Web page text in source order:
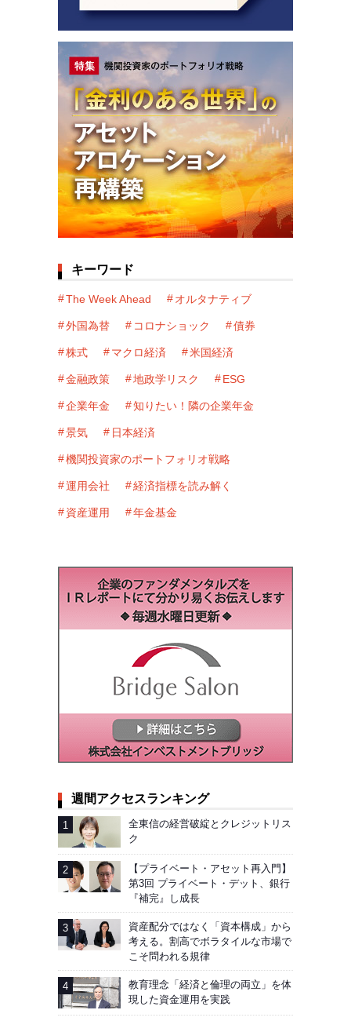
キーワード
The Week Ahead オルタナティブ
外国為替 コロナショック 債券
株式 マクロ経済 米国経済
金融政策 地政学リスク ESG
企業年金 知りたい！隣の企業年金
景気 日本経済
機関投資家のポートフォリオ戦略
運用会社 経済指標を読み解く
資産運用 年金基金
週間アクセスランキング
全東信の経営破綻とクレジットリス
ク
【プライベート・アセット再入門】
第3回 プライベート・デット、銀行
『補完』し成長
資産配分ではなく「資本構成」から
考える。割高でボラタイルな市場で
こそ問われる規律
教育理念「経済と倫理の両立」を体
現した資金運用を実践